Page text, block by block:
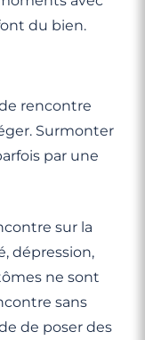
du bien.
rencontre
Surmonter
par une
sur la
dépression,
ne sont
sans
de poser des